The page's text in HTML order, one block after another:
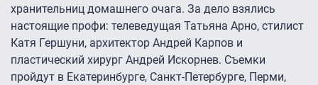
хранительниц домашнего очага. За дело взялись
настоящие профи: телеведущая Татьяна Арно, стилист
Катя Гершуни, архитектор Андрей Карпов и
пластический хирург Андрей Искорнев. Съемки
пройдут в Екатеринбурге, Санкт-Петербурге, Перми,